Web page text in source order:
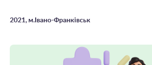
2021, м.Івано-Франківськ